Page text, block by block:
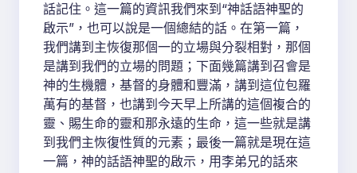
話記住。這一篇的資訊我們來到“神話語神聖的
啟示”，也可以說是一個總結的話。在第一篇，
我們講到主恢復那個一的立場與分裂相對，那個
是講到我們的立場的問題；下面幾篇講到召會是
神的生機體，基督的身體和豐滿，講到這位包羅
萬有的基督，也講到今天早上所講的這個複合的
靈、賜生命的靈和那永遠的生命，這一些就是講
到我們主恢復性質的元素；最後一篇就是現在這
一篇，神的話語神聖的啟示，用李弟兄的話來